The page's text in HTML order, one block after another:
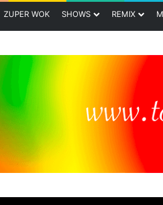
ZUPER WOK SHOWS REMIX